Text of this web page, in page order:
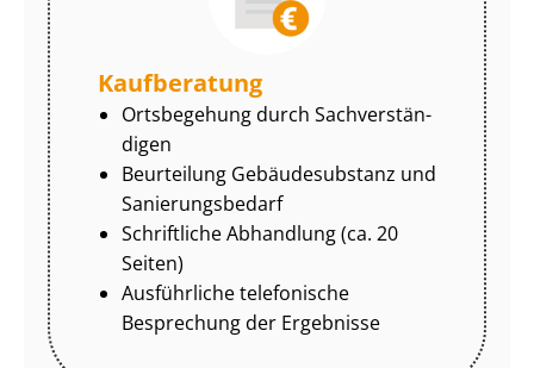
Kaufberatung
Ortsbegehung durch Sach­ver­stän­
di­gen
Beurteilung Gebäudesubstanz und
Sa­nie­rungs­be­darf
Schriftliche Abhandlung (ca. 20
Seiten)
Ausführliche telefonische
Besprechung der Ergebnisse